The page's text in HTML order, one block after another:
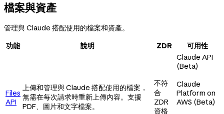
檔案與資產
管理與 Claude 搭配使用的檔案和資產。
功能
說明 ZDR 可用性
Files
API
上傳和管理與 Claude 搭配使用的檔案，
無需在每次請求時重新上傳內容。支援
PDF、圖片和文字檔案。
不符
合
ZDR
資格
Claude API
(Beta)
Claude
Platform on
AWS (Beta)